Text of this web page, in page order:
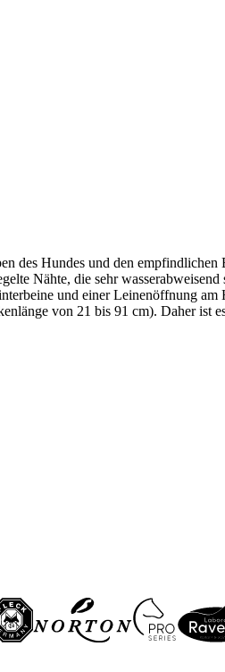
des Hundes und den empfindlichen
Nähte, die sehr
und einer Leinenöffnung am
von 21 bis 91 cm). Daher ist